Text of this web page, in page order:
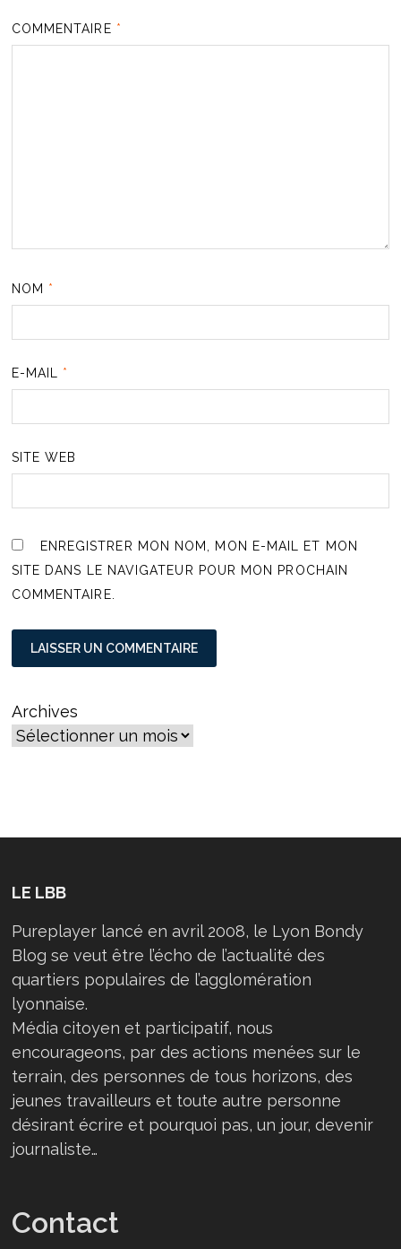
COMMENTAIRE *
NOM *
E-MAIL *
SITE WEB
ENREGISTRER MON NOM, MON E-MAIL ET MON
SITE DANS LE NAVIGATEUR POUR MON PROCHAIN
COMMENTAIRE.
Archives
LE LBB
Pureplayer lancé en avril 2008, le Lyon Bondy
Blog se veut être l’écho de l’actualité des
quartiers populaires de l’agglomération
lyonnaise.
Média citoyen et participatif, nous
encourageons, par des actions menées sur le
terrain, des personnes de tous horizons, des
jeunes travailleurs et toute autre personne
désirant écrire et pourquoi pas, un jour, devenir
journaliste…
Contact